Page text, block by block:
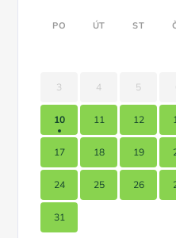
PO ÚT ST
3 4 5
10 11 12
17 18 19
24 25 26
31